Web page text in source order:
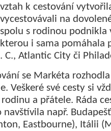
vztah k cestování
vycestovávali na
spolu s rodinou podnikla
kterou i sama pomáhala
C., Atlantic City či
se Markéta
Veškeré své cesty si
a přátele. Ráda
navštívila např.
Eastbourne), Itálii